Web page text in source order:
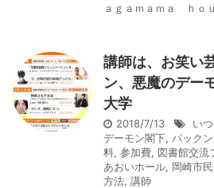
ａｇａｍａｍａ ｈｏ
講師は、お笑い
ン、悪魔のデ
大学
2018/7/13 いつ
デーモン閣下, パック
料, 参加費, 図書館交流
あおいホール, 岡崎市
方法, 講師